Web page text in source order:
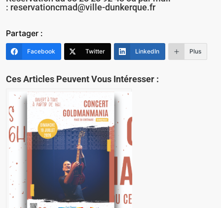
: reservationcmad@ville-dunkerque.fr
Partager :
Facebook Twitter LinkedIn Plus
Ces Articles Peuvent Vous Intéresser :